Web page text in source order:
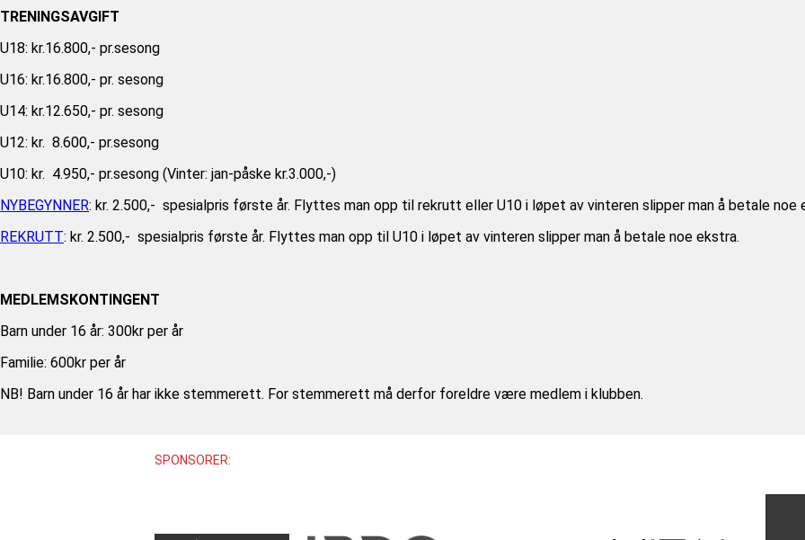
TRENINGSAVGIFT
U18: kr.16.800,- pr.sesong
U16: kr.16.800,- pr. sesong
U14: kr.12.650,- pr. sesong
U12: kr. 8.600,- pr.sesong
U10: kr. 4.950,- pr.sesong (Vinter: jan-påske kr.3.000,-)
NYBEGYNNER: kr. 2.500,- spesialpris første år. Flyttes man opp til rekrutt eller U10 i løpet av vinteren slipper man å betale noe
REKRUTT: kr. 2.500,- spesialpris første år. Flyttes man opp til U10 i løpet av vinteren slipper man å betale noe ekstra.
MEDLEMSKONTINGENT
Barn under 16 år: 300kr per år
Familie: 600kr per år
NB! Barn under 16 år har ikke stemmerett. For stemmerett må derfor foreldre være medlem i klubben.
SPONSORER: